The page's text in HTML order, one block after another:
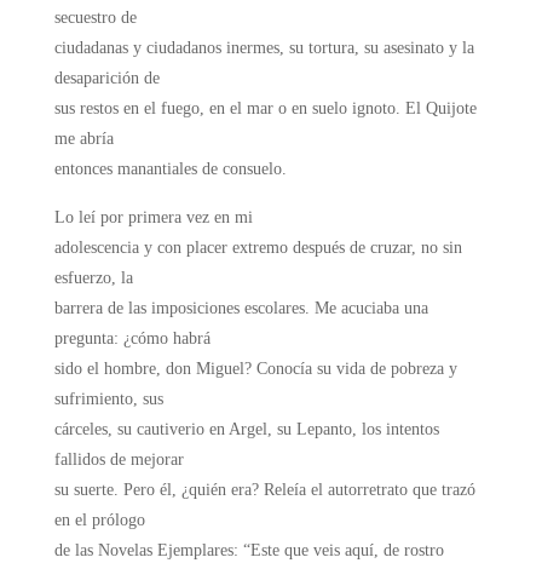
secuestro de
ciudadanas y ciudadanos inermes, su tortura, su asesinato y la
desaparición de
sus restos en el fuego, en el mar o en suelo ignoto. El Quijote
me abría
entonces manantiales de consuelo.
Lo leí por primera vez en mi
adolescencia y con placer extremo después de cruzar, no sin
esfuerzo, la
barrera de las imposiciones escolares. Me acuciaba una
pregunta: ¿cómo habrá
sido el hombre, don Miguel? Conocía su vida de pobreza y
sufrimiento, sus
cárceles, su cautiverio en Argel, su Lepanto, los intentos
fallidos de mejorar
su suerte. Pero él, ¿quién era? Releía el autorretrato que trazó
en el prólogo
de las Novelas Ejemplares: “Este que veis aquí, de rostro